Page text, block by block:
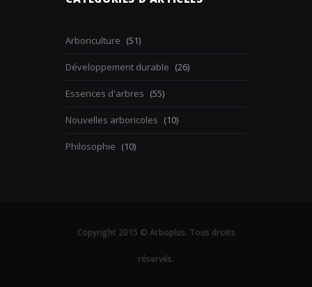
Arboriculture (51)
Développement durable (26)
Essences d'arbres (55)
Nouvelles arboricoles (10)
Philosophie (10)
Copyright 2015 © Arboplus. Tous droits
réservés.